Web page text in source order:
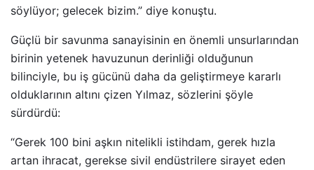
söylüyor; gelecek bizim.” diye konuştu.
Güçlü bir savunma sanayisinin en önemli unsurlarından
birinin yetenek havuzunun derinliği olduğunun
bilinciyle, bu iş gücünü daha da geliştirmeye kararlı
olduklarının altını çizen Yılmaz, sözlerini şöyle
sürdürdü:
“Gerek 100 bini aşkın nitelikli istihdam, gerek hızla
artan ihracat, gerekse sivil endüstrilere sirayet eden